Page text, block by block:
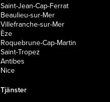
Saint-Jean-Cap-Ferrat
Beaulieu-sur-Mer
Villefranche-sur-Mer
Èze
Roquebrune-Cap-Martin
Saint-Tropez
Antibes
Nice
Tjänster